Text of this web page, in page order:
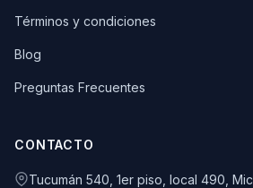
Términos y condiciones
Blog
Preguntas Frecuentes
CONTACTO
Tucumán 540, 1er piso, local 490,